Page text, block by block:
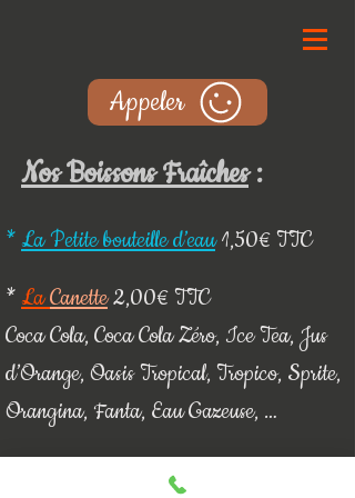
Appeler
Nos Boissons Fraîches:
* La Petite bouteille d’eau1,50€ TTC
*LaCanette2,00€ TTC
Coca Cola, Coca Cola Zéro, Ice Tea, Jus
d’Orange, Oasis Tropical, Tropico, Sprite,
Orangina, Fanta, Eau Gazeuse, …
Bull